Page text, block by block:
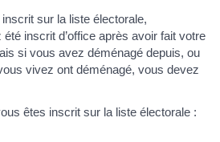
sur la liste électorale,
inscrit d’office après avoir fait votre
si vous avez déménagé depuis, ou
vivez ont déménagé, vous devez
êtes inscrit sur la liste électorale :